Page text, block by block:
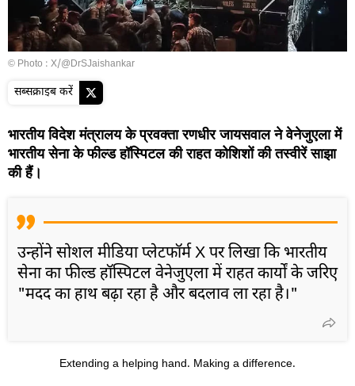
© Photo : X/@DrSJaishankar
सब्सक्राइब करें
भारतीय विदेश मंत्रालय के प्रवक्ता रणधीर जायसवाल ने वेनेजुएला में
भारतीय सेना के फील्ड हॉस्पिटल की राहत कोशिशों की तस्वीरें साझा
की हैं।
उन्होंने सोशल मीडिया प्लेटफॉर्म X पर लिखा कि भारतीय
सेना का फील्ड हॉस्पिटल वेनेजुएला में राहत कार्यों के जरिए
"मदद का हाथ बढ़ा रहा है और बदलाव ला रहा है।"
Extending a helping hand. Making a difference.